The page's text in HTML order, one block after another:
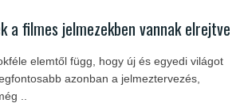
a filmes jelmezekben vannak elrejtve
elemtől függ, hogy új és egyedi világot
azonban a jelmeztervezés,
..